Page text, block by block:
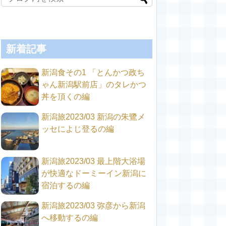
新着記事
新潟食その1 「とんかつ政ち
ゃん新潟駅前店」のタレかつ
丼を頂くの編
新潟旅2023/03 新潟の朱鷺メ
ッセによじ登るの編
新潟旅2023/03 最上階大浴場
が快適なドーミーイン新潟に
宿泊するの編
新潟旅2023/03 弥彦から新潟
へ移動するの編